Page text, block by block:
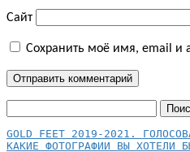
Сайт
Сохранить моё имя, email и
КАКИЕ ФОТОГРАФИИ ВЫ ХОТЕЛИ